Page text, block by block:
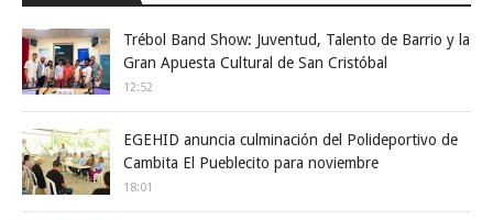
Trébol Band Show: Juventud, Talento de Barrio y la
Gran Apuesta Cultural de San Cristóbal
12:52
EGEHID anuncia culminación del Polideportivo de
Cambita El Pueblecito para noviembre
18:01